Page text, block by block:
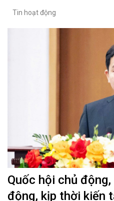
Tin hoạt động
Quốc hội chủ
động, kịp thời kiến